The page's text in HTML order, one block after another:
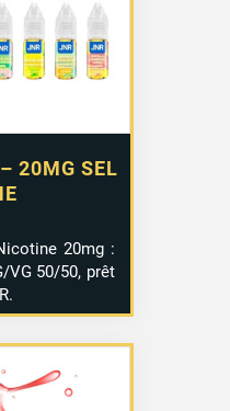
20MG SEL
€.
20mg :
VG 50/50, prêt
.